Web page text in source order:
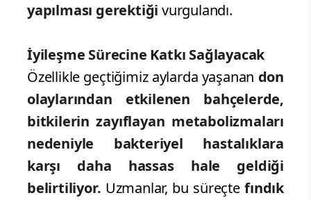
yapılması gerektiğivurgulandı.
İyileşme Sürecine Katkı Sağlayacak
Özellikle geçtiğimiz aylarda yaşanan don
olaylarından etkilenen bahçelerde,
bitkilerin zayıflayan metabolizmaları
nedeniyle bakteriyel hastalıklara
karşı daha hassas hale geldiği
belirtiliyor. Uzmanlar, bu süreçtefındık